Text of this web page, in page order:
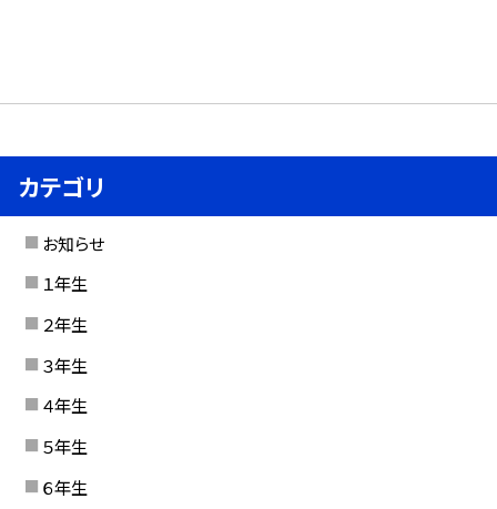
カテゴリ
お知らせ
１年生
２年生
３年生
４年生
５年生
６年生